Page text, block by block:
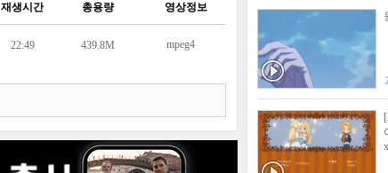
재생시간 총용량 영상정보
22:49 439.8M mpeg4